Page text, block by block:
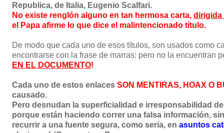
Republica, de Italia, Eugenio Scalfari.
No existe renglón alguno en tan hermosa carta, dirigida
el Papa afirme lo que dice el malintencionado título.
De modo que cada uno de esos títulos, son usados como
encontrarse con la frase de marras: pero no la encuentran
EN EL DOCUMENTO!
Cada uno de estos enlaces SON MENTIRAS, HOAX O
causado.
Pero desnudan la superficialidad e irresponsabilidad
porque están haciendo correr una falsa información,
recurrir a una fuente segura, como sería, en asuntos